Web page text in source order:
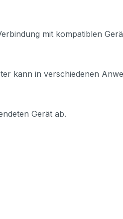
mit kompatiblen
kann in verschiedenen
Gerät ab.